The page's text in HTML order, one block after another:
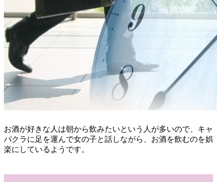
お酒が好きな人は朝から飲みたいという人が多いので、キャ
バクラに足を運んで女の子と話しながら、お酒を飲むのを娯
楽にしているようです。